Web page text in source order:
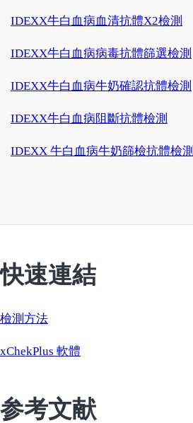
IDEXX牛白血病血清抗體X2檢測
IDEXX牛白血病病毒抗體篩選檢測
IDEXX牛白血病牛奶確認抗體檢測
IDEXX牛白血病阻斷抗體檢測
IDEXX 牛白血病牛奶篩檢抗體檢測
快速連結
檢測方法
xChekPlus 軟體
参考文献